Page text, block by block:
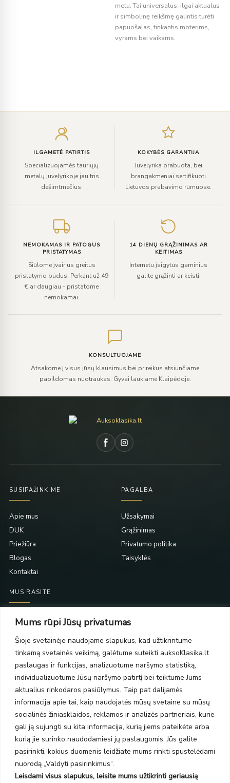
Mums rūpi Jūsų privatumas
Šioje svetainėje naudojame slapukus, kad užtikrintume
tinkamą svetainės veikimą, galėtume suteikti auksoKlasika.lt
paslaugas ir funkcijas, analizuotume naršymo statistiką,
individualizuotume Jūsų naršymo patirtį bei teiktume Jums
aktualius rinkodaros pasiūlymus. Taip pat dalijamės
informacija apie tai, kaip naudojatės mūsų svetaine su mūsų
socialinės žiniasklaidos, reklamos ir analizės partneriais, kurie
gali ją sujungti su kita informacija, kurią jiems pateikėte arba
kurią jie surinko naudodamiesi jų paslaugomis. Jūs galite
pasirinkti, kokius duomenis leidžiate mums rinkti spustelėdami
nuorodą „Valdyti pasirinkimus“.
Leisdami visus slapukus, leisite mums užtikrinti geriausią
metu. Tai universalus, ilgai aktualus
ir simbolinę reikšmę galintis turėti
papuošalas, tinkantis moterims,
vyrams bei vaikams.
ILGAMETĖ PATIRTIS
Specializuojamės tauriųjų
metalų juvelyrikoje jau tris
dešimtmečius.
KOKYBĖS GARANTIJA
Juvelyrika prabuota, bei
brangakmeniai sertifikuoti
Lietuvos prabavimo rūmuose.
NEMOKAMAS IR PATOGUS
PRISTATYMAS
Siūlome įvairius greitus
pristatymo būdus. Perkant už 49
€ ar daugiau - pristatome
nemokamai.
14 DIENŲ GRĄŽINIMAS AR
KEITIMAS
Internetu įsigytus gaminius
galite grąžinti ar keisti.
KONSULTUOJAME
Atsakome į visus jūsų klausimus bei prireikus atsiunčiame
papildomas nuotraukas. Gyvai laukiame Klaipėdoje.
SUSIPAŽINKIME
Apie mus
DUK
Priežiūra
Blogas
Kontaktai
PAGALBA
Užsakymai
Grąžinimas
Privatumo politika
Taisyklės
MUS RASITE
Taikos pr. 139
PC Molas, Klaipėda
Taikos pr. 141
PC BIG 2, Klaipėda
Šilutės pl. 35
PC Banginis, Klaipėda
NAUJIENLAIŠKIS
Prenumeruokite ir gaukite pasiūlymus, naujienas bei riboto
leidimo kolekcijas.